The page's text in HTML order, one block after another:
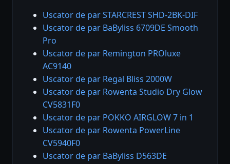
Uscator de par STARCREST SHD-2BK-DIF
Uscator de par BaByliss 6709DE Smooth
Pro
Uscator de par Remington PROluxe
AC9140
Uscator de par Regal Bliss 2000W
Uscator de par Rowenta Studio Dry Glow
CV5831F0
Uscator de par POKKO AIRGLOW 7 in 1
Uscator de par Rowenta PowerLine
CV5940F0
Uscator de par BaByliss D563DE